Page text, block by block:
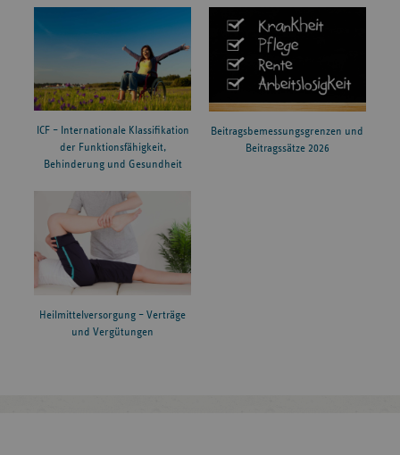
ICF – Internationale Klassifikation
der Funktionsfähigkeit,
Behinderung und Gesundheit
Beitragsbemessungsgrenzen und
Beitragssätze 2026
Heilmittelversorgung – Verträge
und Vergütungen